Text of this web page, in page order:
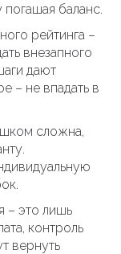
баланс.
рейтинга –
внезапного
дают
– не впадать в
сложна,
– это лишь
контроль
вернуть